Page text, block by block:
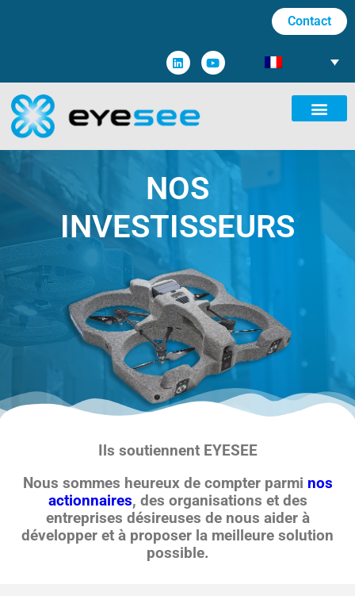
Contact
NOS
INVESTISSEURS
Ils soutiennent EYESEE
Nous sommes heureux de compter parmi nos
actionnaires, des organisations et des
entreprises désireuses de nous aider à
développer et à proposer la meilleure solution
possible.